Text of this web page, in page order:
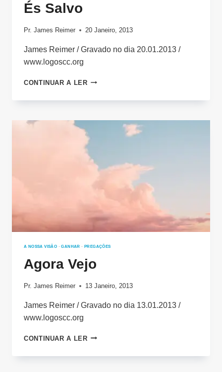
És Salvo
Pr. James Reimer 20 Janeiro, 2013
James Reimer / Gravado no dia 20.01.2013 /
www.logoscc.org
CONTINUAR A LERCOMO
SABER
ÉS
A NOSSA VISÃO ·GANHAR · PREGAÇÕES
Agora Vejo
Pr. James Reimer 13 Janeiro, 2013
James Reimer / Gravado no dia 13.01.2013 /
www.logoscc.org
CONTINUAR A LERAGORA